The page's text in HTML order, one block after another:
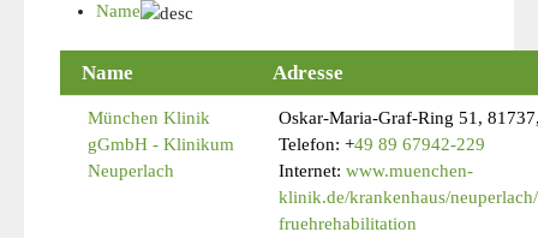
Name
Name Adresse
München Klinik
gGmbH - Klinikum
Neuperlach
Oskar-Maria-Graf-Ring 51,
Telefon: +49 89 67942-229
Internet: www.muenchen-
klinik.de/krankenhaus/
fruehrehabilitation